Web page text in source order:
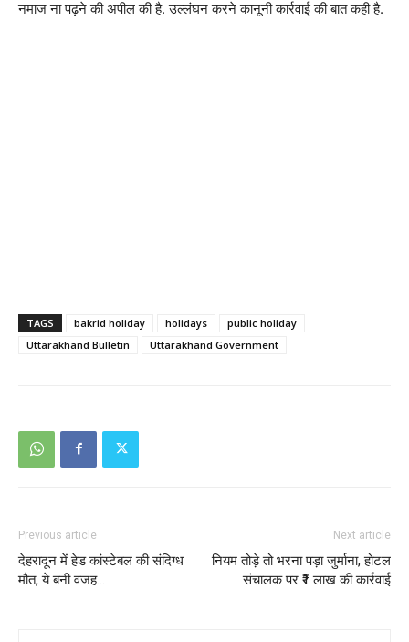
नमाज ना पढ़ने की अपील की है. उल्लंघन करने कानूनी कार्रवाई की बात कही है.
TAGS bakrid holiday holidays
public holiday
Uttarakhand Bulletin
Uttarakhand Government
Previous article
देहरादून में हेड कांस्टेबल की संदिग्ध
मौत, ये बनी वजह…
Next article
नियम तोड़े तो भरना पड़ा जुर्माना, होटल
संचालक पर ₹1 लाख की कार्रवाई